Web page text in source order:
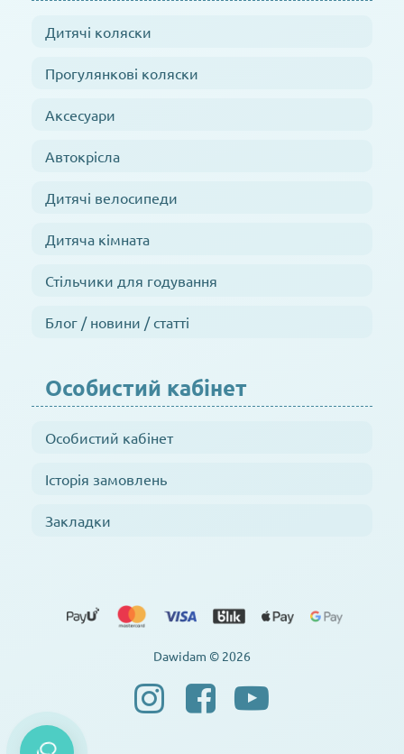
Дитячі коляски
Прогулянкові коляски
Аксесуари
Автокрісла
Дитячі велосипеди
Дитяча кімната
Стільчики для годування
Блог / новини / статті
Особистий кабінет
Особистий кабінет
Історія замовлень
Закладки
Dawidam © 2026